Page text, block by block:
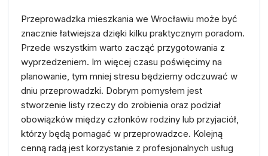
Przeprowadzka mieszkania we Wrocławiu może być
znacznie łatwiejsza dzięki kilku praktycznym poradom.
Przede wszystkim warto zacząć przygotowania z
wyprzedzeniem. Im więcej czasu poświęcimy na
planowanie, tym mniej stresu będziemy odczuwać w
dniu przeprowadzki. Dobrym pomysłem jest
stworzenie listy rzeczy do zrobienia oraz podział
obowiązków między członków rodziny lub przyjaciół,
którzy będą pomagać w przeprowadzce. Kolejną
cenną radą jest korzystanie z profesjonalnych usług